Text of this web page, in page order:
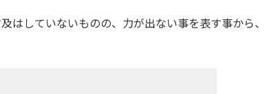
はしていないものの、力が出ない事を表す事から、